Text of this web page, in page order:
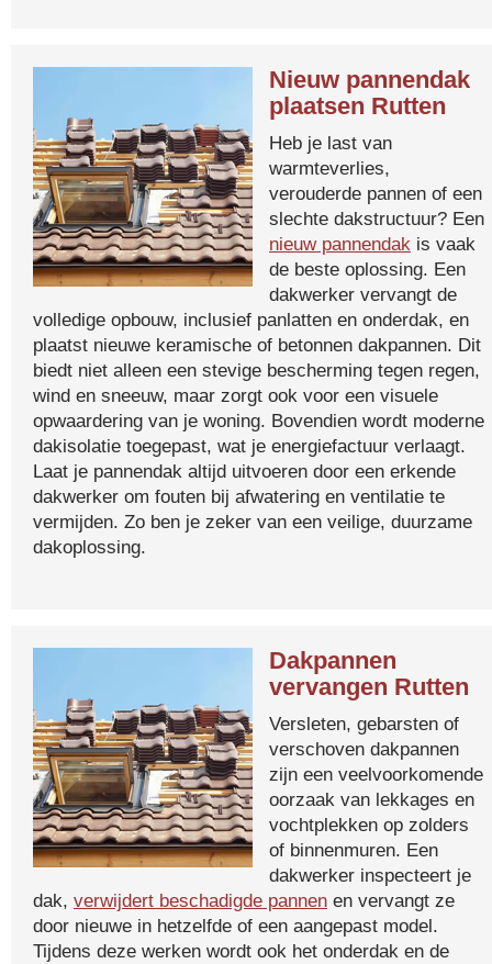
Nieuw pannendak
plaatsen Rutten
Heb je last van
warmteverlies,
verouderde pannen of een
slechte dakstructuur? Een
nieuw pannendak is vaak
de beste oplossing. Een
dakwerker vervangt de
volledige opbouw, inclusief panlatten en onderdak, en
plaatst nieuwe keramische of betonnen dakpannen. Dit
biedt niet alleen een stevige bescherming tegen regen,
wind en sneeuw, maar zorgt ook voor een visuele
opwaardering van je woning. Bovendien wordt moderne
dakisolatie toegepast, wat je energiefactuur verlaagt.
Laat je pannendak altijd uitvoeren door een erkende
dakwerker om fouten bij afwatering en ventilatie te
vermijden. Zo ben je zeker van een veilige, duurzame
dakoplossing.
Dakpannen
vervangen Rutten
Versleten, gebarsten of
verschoven dakpannen
zijn een veelvoorkomende
oorzaak van lekkages en
vochtplekken op zolders
of binnenmuren. Een
dakwerker inspecteert je
dak, verwijdert beschadigde pannen en vervangt ze
door nieuwe in hetzelfde of een aangepast model.
Tijdens deze werken wordt ook het onderdak en de